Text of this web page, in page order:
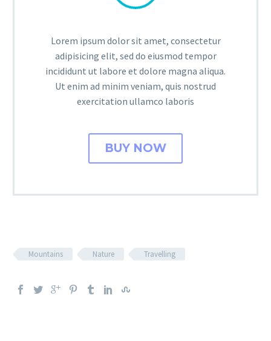
Lorem ipsum dolor sit amet, consectetur
adipisicing elit, sed do eiusmod tempor
incididunt ut labore et dolore magna aliqua.
Ut enim ad minim veniam, quis nostrud
exercitation ullamco laboris
BUY NOW
Mountains Nature Travelling